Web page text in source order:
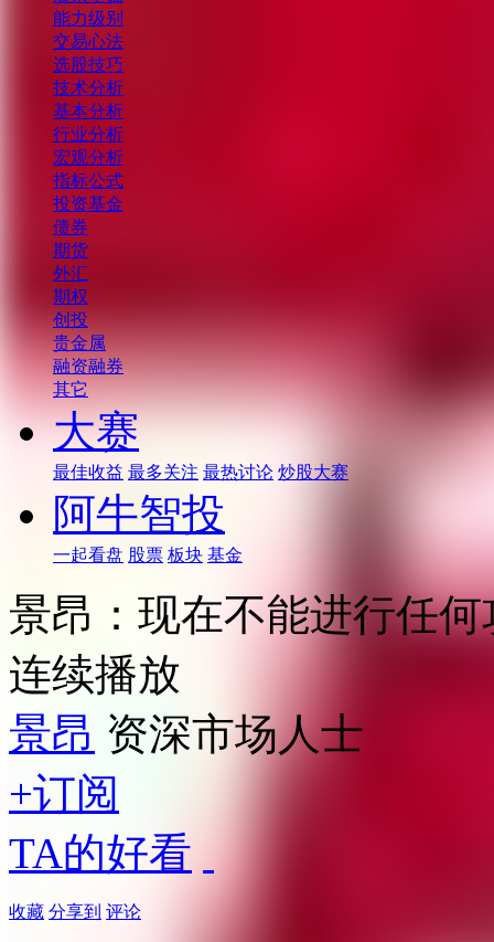
能力级别
交易心法
选股技巧
技术分析
基本分析
行业分析
宏观分析
指标公式
投资基金
债券
期货
外汇
期权
创投
贵金属
融资融券
其它
大赛
最佳收益 最多关注 最热讨论 炒股大赛
阿牛智投
一起看盘 股票 板块 基金
景昂：现在不能进行任
连续播放
景昂 资深市场人士
+订阅
TA的好看
收藏 分享到 评论